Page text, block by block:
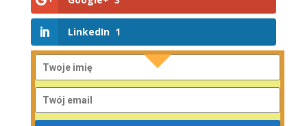
LinkedIn 1